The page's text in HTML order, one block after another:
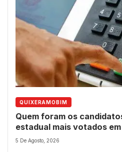
QUIXERAMOBIM
Quem foram os
estadual mais votados
eleições de 2022?
5 De Agosto, 2026